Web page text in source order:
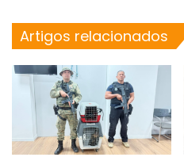
Artigos relacionados